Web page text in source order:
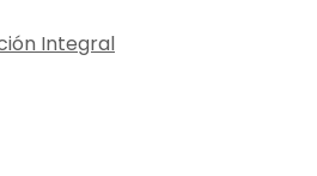
Integral